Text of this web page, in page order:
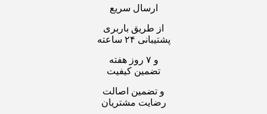
ارسال سریع
از طریق باربری
پشتیبانی ۲۴ ساعته
و ۷ روز هفته
تضمین کیفیت
و تضمین اصالت
رضایت مشتریان